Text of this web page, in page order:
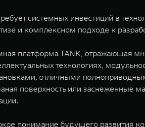
системных инвестиций в
и комплексном подходе к
платформа TANK, отражающая
технологиях,
отличными
поверхность или заснеженные
понимание будущего развития